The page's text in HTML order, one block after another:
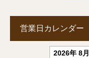
営業日カレンダー
2026年 8月